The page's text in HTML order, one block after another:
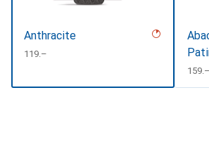
Anthracite
CHF
119.–
CHF
159.–